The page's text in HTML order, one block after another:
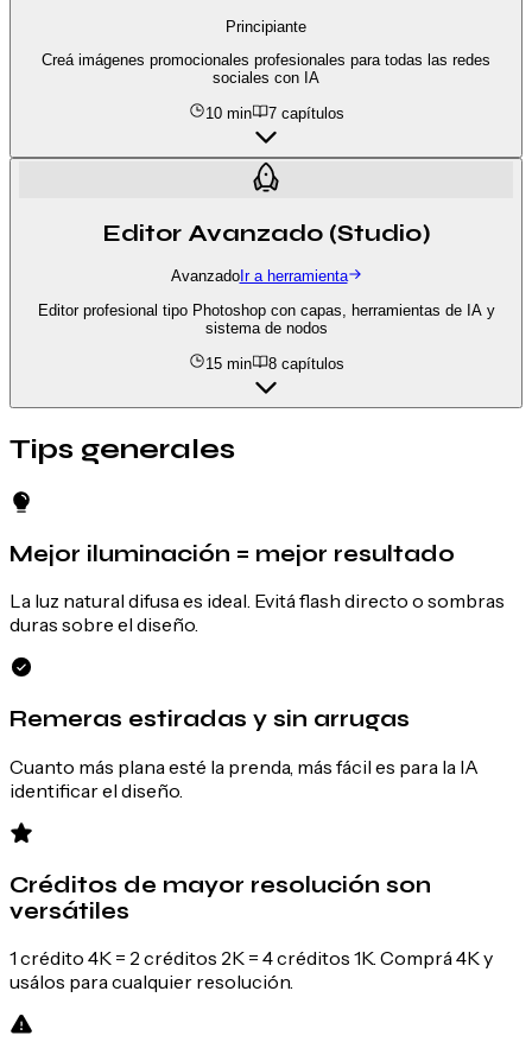
Principiante
Creá imágenes promocionales profesionales para todas las redes
sociales con IA
10 min 7 capítulos
Editor Avanzado (Studio)
AvanzadoIr a herramienta
Editor profesional tipo Photoshop con capas, herramientas de IA y
sistema de nodos
15 min 8 capítulos
Tips generales
Mejor iluminación = mejor resultado
La luz natural difusa es ideal. Evitá flash directo o sombras
duras sobre el diseño.
Remeras estiradas y sin arrugas
Cuanto más plana esté la prenda, más fácil es para la IA
identificar el diseño.
Créditos de mayor resolución son
versátiles
1 crédito 4K = 2 créditos 2K = 4 créditos 1K. Comprá 4K y
usálos para cualquier resolución.